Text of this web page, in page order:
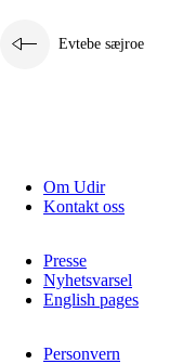
Evtebe sæjroe
Om Udir
Kontakt oss
Presse
Nyhetsvarsel
English pages
Personvern